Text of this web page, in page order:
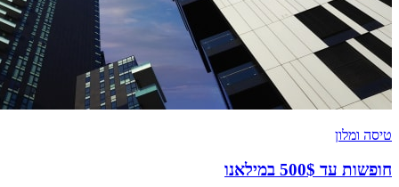
טיסה ומלון
חופשות עד 500$ במילאנו